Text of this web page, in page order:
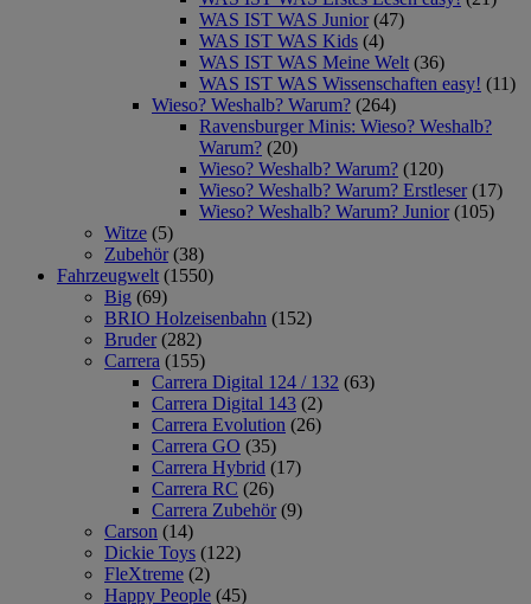
WAS IST WAS Junior (47)
WAS IST WAS Kids (4)
WAS IST WAS Meine Welt (36)
WAS IST WAS Wissenschaften easy! (11)
Wieso? Weshalb? Warum? (264)
Ravensburger Minis: Wieso? Weshalb?
Warum? (20)
Wieso? Weshalb? Warum? (120)
Wieso? Weshalb? Warum? Erstleser (17)
Wieso? Weshalb? Warum? Junior (105)
Witze (5)
Zubehör (38)
Fahrzeugwelt (1550)
Big (69)
BRIO Holzeisenbahn (152)
Bruder (282)
Carrera (155)
Carrera Digital 124 / 132 (63)
Carrera Digital 143 (2)
Carrera Evolution (26)
Carrera GO (35)
Carrera Hybrid (17)
Carrera RC (26)
Carrera Zubehör (9)
Carson (14)
Dickie Toys (122)
FleXtreme (2)
Happy People (45)